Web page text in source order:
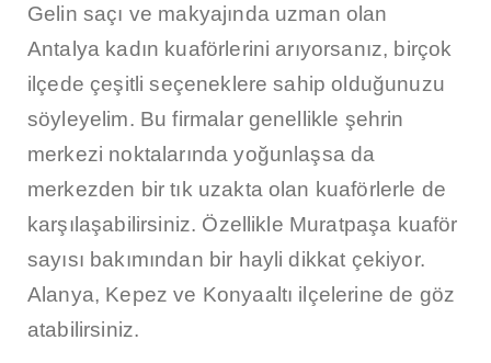
Gelin saçı ve makyajında uzman olan
Antalya kadın kuaförlerini arıyorsanız, birçok
ilçede çeşitli seçeneklere sahip olduğunuzu
söyleyelim. Bu firmalar genellikle şehrin
merkezi noktalarında yoğunlaşsa da
merkezden bir tık uzakta olan kuaförlerle de
karşılaşabilirsiniz. Özellikle Muratpaşa kuaför
sayısı bakımından bir hayli dikkat çekiyor.
Alanya, Kepez ve Konyaaltı ilçelerine de göz
atabilirsiniz.